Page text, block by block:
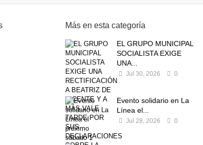
Más en esta categoría
EL GRUPO MUNICIPAL
SOCIALISTA EXIGE
UNA...
Jul 30, 2026 0
Evento solidario en La
Línea el...
Jul 28, 2026 0